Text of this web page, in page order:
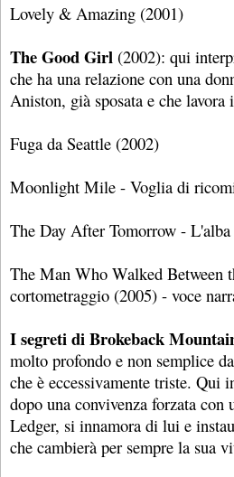
Lovely & Amazing (2001)
The Good Girl (2002): qui
che ha una relazione con una
Aniston, già sposata e che lavora
Fuga da Seattle (2002)
Moonlight Mile - Voglia di
The Day After Tomorrow -
The Man Who Walked Between
cortometraggio (2005) - voce
I segreti di Brokeback
molto profondo e non semplice
che è eccessivamente triste. Qui
dopo una convivenza forzata con
Ledger, si innamora di lui e
che cambierà per sempre la sua